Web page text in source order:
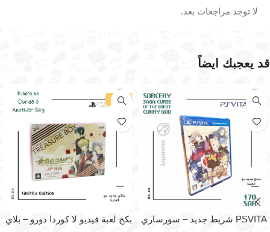
لا توجد مراجعات بعد.
قد يعجبك ايضاً
PSVITA شريط جديد – سورساري
-19%
بكج لعبة فيديو لا كوردا دورو – بلاي